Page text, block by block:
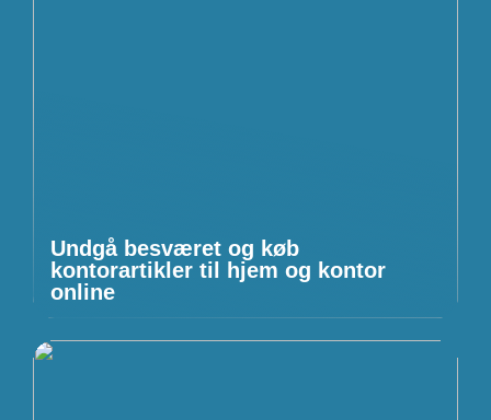
Undgå besværet og køb
kontorartikler til hjem og kontor
online